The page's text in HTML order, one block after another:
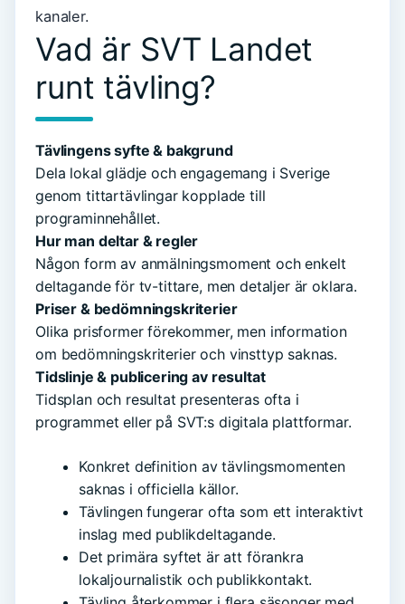
kanaler.
Vad är SVT Landet
runt tävling?
Tävlingens syfte & bakgrund
Dela lokal glädje och engagemang i Sverige
genom tittartävlingar kopplade till
programinnehållet.
Hur man deltar & regler
Någon form av anmälningsmoment och enkelt
deltagande för tv-tittare, men detaljer är oklara.
Priser & bedömningskriterier
Olika prisformer förekommer, men information
om bedömningskriterier och vinsttyp saknas.
Tidslinje & publicering av resultat
Tidsplan och resultat presenteras ofta i
programmet eller på SVT:s digitala plattformar.
Konkret definition av tävlingsmomenten
saknas i officiella källor.
Tävlingen fungerar ofta som ett interaktivt
inslag med publikdeltagande.
Det primära syftet är att förankra
lokaljournalistik och publikkontakt.